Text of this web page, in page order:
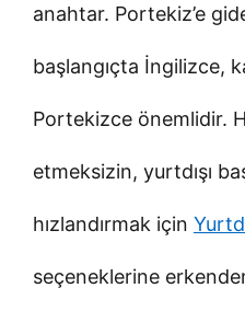
anahtar. Portekiz’e
başlangıçta İngilizce,
Portekizce önemlidir.
etmeksizin, yurtdışı
hızlandırmak için
seçeneklerine